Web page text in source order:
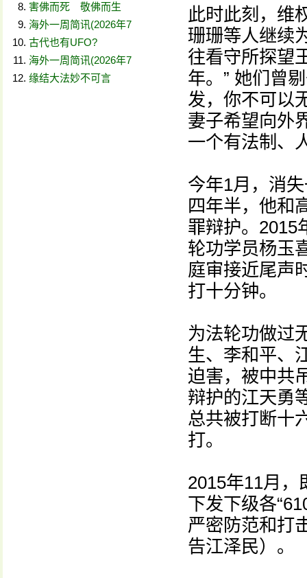
害佛而死 敬佛而生
海外一周简讯(2026年7
古代也有UFO?
海外一周简讯(2026年7
缘结大法妙不可言
此时此刻，维
珊珊等人继续
往看守所探望
年。” 她们曾
发，你不可以
妻子希望向外
一个有法制、
今年1月，消
四年半，他和
罪辩护。2015
轮功学员杨玉
庭审接近尾声
打十分钟。
为法轮功做过
生、李和平、
迫害，被中共
辩护的江天勇
总共被打断十
打。
2015年11月，
下发下级各
严密防范和打
告江泽民）。